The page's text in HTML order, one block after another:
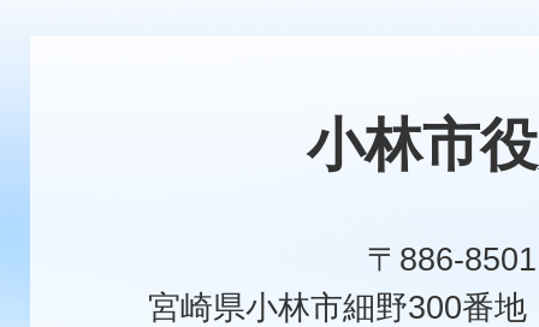
小林市
〒886-8501
宮崎県小林市細野300番